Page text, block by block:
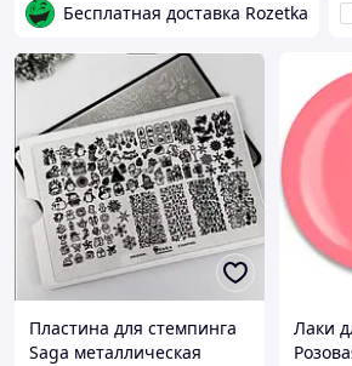
Бесплатная доставка Rozetka
Пластина для стемпинга
Saga металлическая
Лаки